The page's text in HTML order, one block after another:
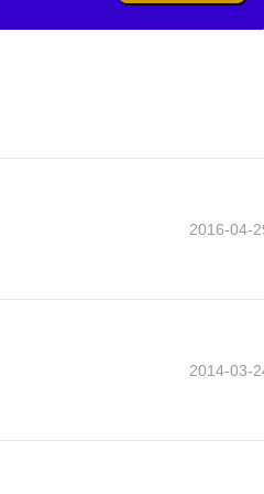
2016-04-
2014-03-